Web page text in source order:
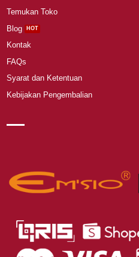
Temukan Toko
Blog
Kontak
FAQs
Syarat dan Ketentuan
Kebijakan Pengembalian